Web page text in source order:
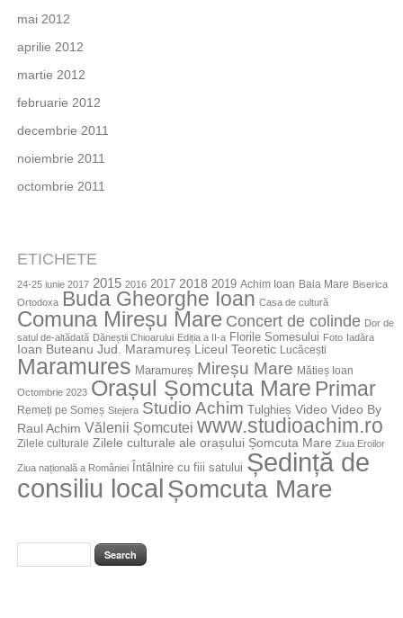
mai 2012
aprilie 2012
martie 2012
februarie 2012
decembrie 2011
noiembrie 2011
octombrie 2011
ETICHETE
24-25 iunie 2017 2015 2016 2017 2018 2019 Achim Ioan Baia Mare Biserica
Ortodoxa
Buda Gheorghe Ioan Casa de cultură
Comuna Mireșu Mare Concert de colinde Dor de
satul de-altădată Dăneștii Chioarului Ediția a II-a Florile Somesului Foto Iadăra
Ioan Buteanu Jud. Maramureș Liceul Teoretic Lucăcești
Maramures Maramureș Mireșu Mare Mătieș Ioan
Octombrie 2023 Orașul Șomcuta Mare Primar
Remeți pe Someș Stejera Studio Achim Tulghieș Video Video By
Raul Achim Vălenii Șomcutei www.studioachim.ro
Zilele culturale Zilele culturale ale orașului Șomcuta Mare Ziua Eroilor
Ziua națională a României Întâlnire cu fiii satului Ședință de
consiliu localȘomcuta Mare